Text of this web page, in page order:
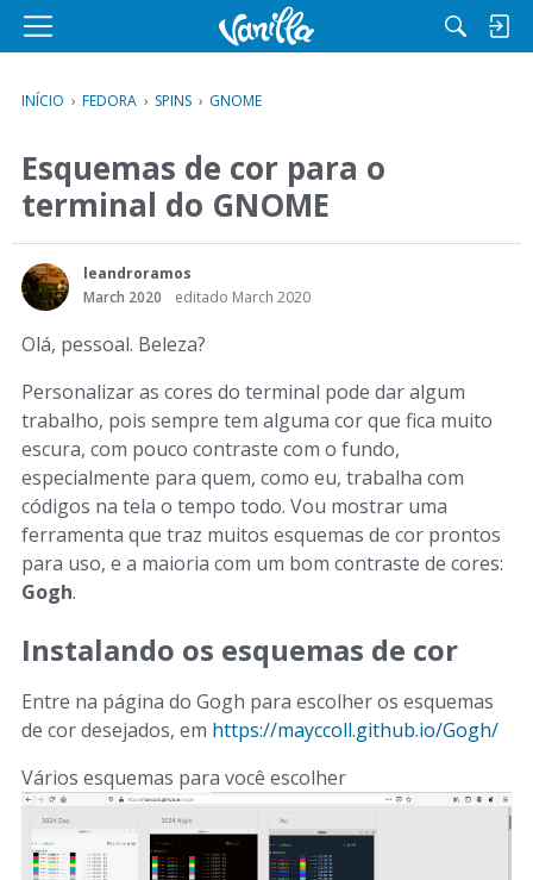
M
n
u
INÍCIO › FEDORA › SPINS › GNOME
Esquemas de cor para o
terminal do GNOME
leandroramos
March 2020
editado March 2020
Olá, pessoal. Beleza?
Personalizar as cores do terminal pode dar algum
trabalho, pois sempre tem alguma cor que fica muito
escura, com pouco contraste com o fundo,
especialmente para quem, como eu, trabalha com
códigos na tela o tempo todo. Vou mostrar uma
ferramenta que traz muitos esquemas de cor prontos
para uso, e a maioria com um bom contraste de cores:
Gogh.
Instalando os esquemas de cor
Entre na página do Gogh para escolher os esquemas
de cor desejados, em https://mayccoll.github.io/Gogh/
Vários esquemas para você escolher